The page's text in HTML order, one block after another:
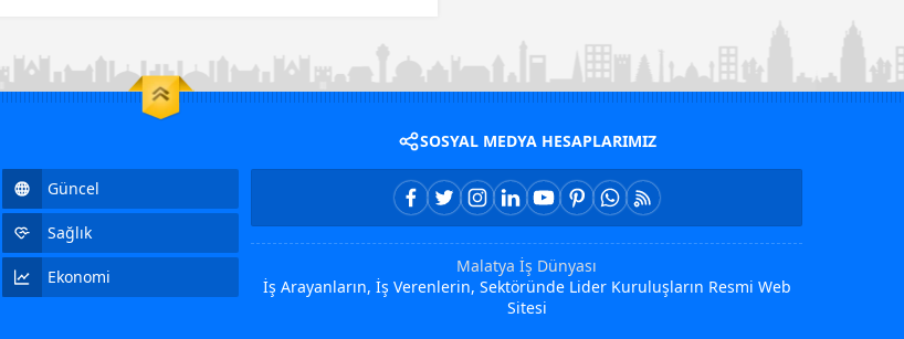
Güncel
Sağlık
Ekonomi
SOSYAL MEDYA HESAPLARIMIZ
Malatya İş Dünyası
İş Arayanların, İş Verenlerin, Sektöründe Lider Kuruluşların Resmi Web
Sitesi